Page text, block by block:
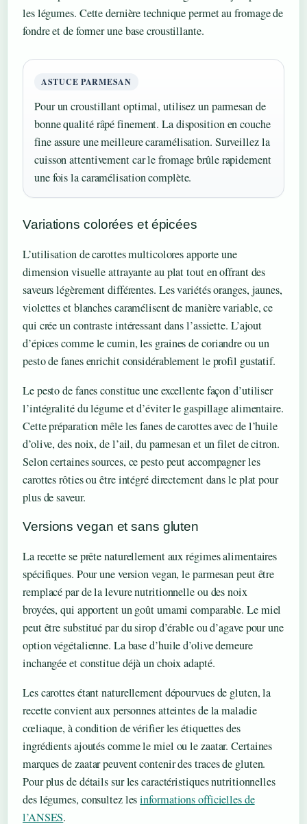
les légumes. Cette dernière technique permet au fromage de
fondre et de former une base croustillante.
ASTUCE PARMESAN
Pour un croustillant optimal, utilisez un parmesan de
bonne qualité râpé finement. La disposition en couche
fine assure une meilleure caramélisation. Surveillez la
cuisson attentivement car le fromage brûle rapidement
une fois la caramélisation complète.
Variations colorées et épicées
L’utilisation de carottes multicolores apporte une
dimension visuelle attrayante au plat tout en offrant des
saveurs légèrement différentes. Les variétés oranges, jaunes,
violettes et blanches caramélisent de manière variable, ce
qui crée un contraste intéressant dans l’assiette. L’ajout
d’épices comme le cumin, les graines de coriandre ou un
pesto de fanes enrichit considérablement le profil gustatif.
Le pesto de fanes constitue une excellente façon d’utiliser
l’intégralité du légume et d’éviter le gaspillage alimentaire.
Cette préparation mêle les fanes de carottes avec de l’huile
d’olive, des noix, de l’ail, du parmesan et un filet de citron.
Selon certaines sources, ce pesto peut accompagner les
carottes rôties ou être intégré directement dans le plat pour
plus de saveur.
Versions vegan et sans gluten
La recette se prête naturellement aux régimes alimentaires
spécifiques. Pour une version vegan, le parmesan peut être
remplacé par de la levure nutritionnelle ou des noix
broyées, qui apportent un goût umami comparable. Le miel
peut être substitué par du sirop d’érable ou d’agave pour une
option végétalienne. La base d’huile d’olive demeure
inchangée et constitue déjà un choix adapté.
Les carottes étant naturellement dépourvues de gluten, la
recette convient aux personnes atteintes de la maladie
cœliaque, à condition de vérifier les étiquettes des
ingrédients ajoutés comme le miel ou le zaatar. Certaines
marques de zaatar peuvent contenir des traces de gluten.
Pour plus de détails sur les caractéristiques nutritionnelles
des légumes, consultez lesinformations officielles de
l’ANSES.